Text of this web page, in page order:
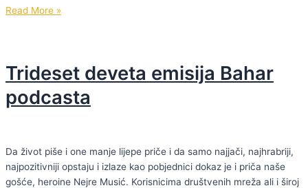
Četrdeseta
Read More »
Trideset deveta emisija Bahar
podcasta
Da život piše i one manje lijepe priče i da samo najjači, najhrabriji,
najpozitivniji opstaju i izlaze kao pobjednici dokaz je i priča naše
gošće, heroine Nejre Musić. Korisnicima društvenih mreža ali i široj